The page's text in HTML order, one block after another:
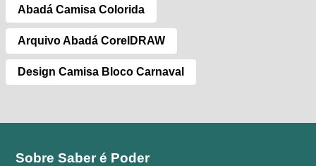
Abadá Camisa Colorida
Arquivo Abadá CorelDRAW
Design Camisa Bloco Carnaval
Sobre Saber é Poder